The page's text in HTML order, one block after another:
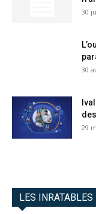
30
30
29
LES INRATABLES